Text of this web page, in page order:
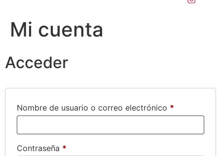
Mi cuenta
Acceder
Nombre de usuario o correo electrónico *
Contraseña *